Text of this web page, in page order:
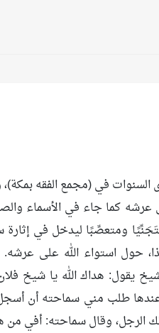
في (مجمع الفقه بمكة)،
كما جاء في الأسماء
ومتعصِّبًا ليدخل في
حول استواء الله على
يقول: هداك الله يا شيخ
طلب مني سماحته أن أسجل